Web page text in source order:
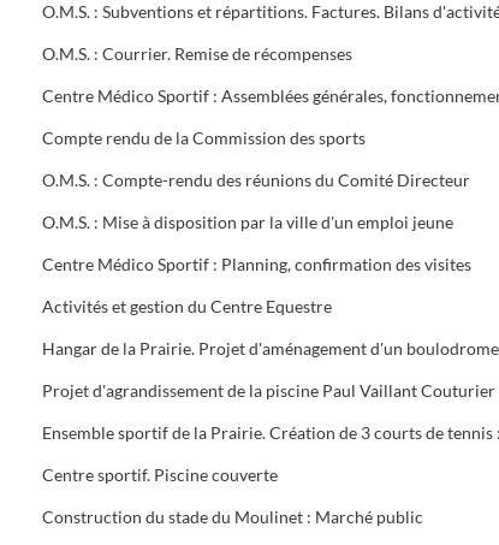
O.M.S. : Courrier. Remise de récompenses
Compte rendu de la Commission des sports
O.M.S. : Compte-rendu des réunions du Comité Directeur
O.M.S. : Mise à disposition par la ville d'un emploi jeune
Centre Médico Sportif : Planning, confirmation des visites
Activités et gestion du Centre Equestre
Hangar de la Prairie. Projet d'aménagement d'un boulodrome
Centre sportif. Piscine couverte
Construction du stade du Moulinet : Marché public